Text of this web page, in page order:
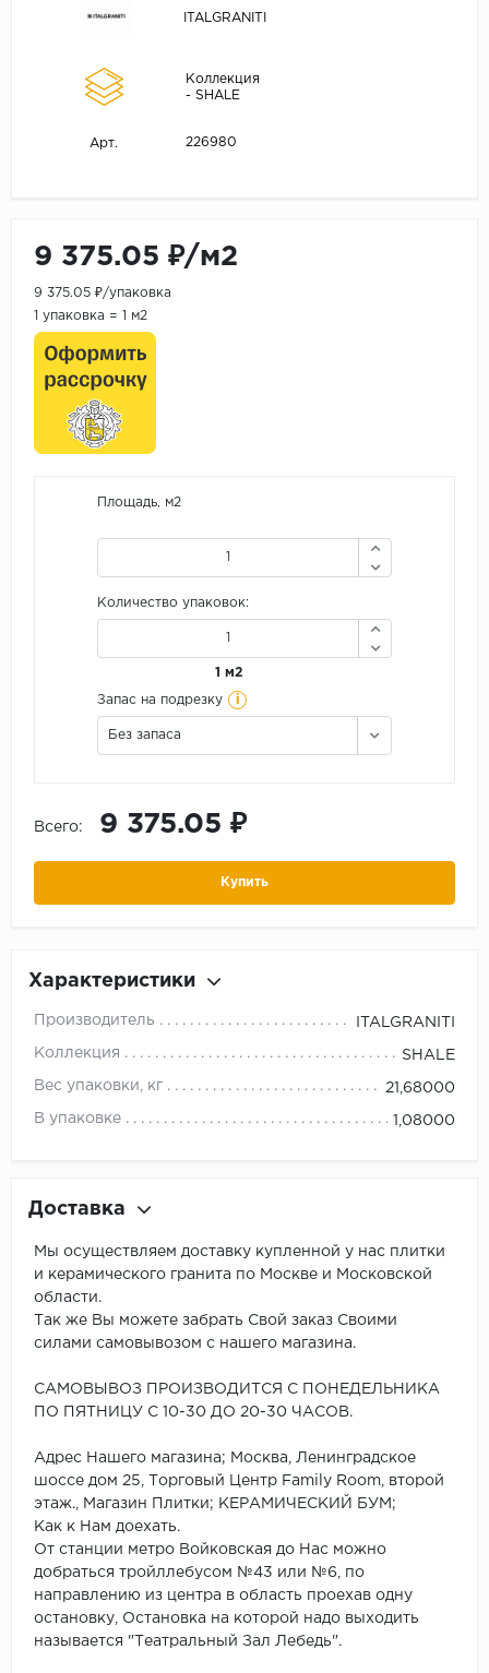
ITALGRANITI
Коллекция
- SHALE
Арт. 226980
9 375.05 ₽/м2
9 375.05 ₽/упаковка
1 упаковка = 1 м2
Площадь, м2
Количество упаковок:
1 м2
Запас на подрезку i
Без запаса
Всего: 9 375.05 ₽
Купить
Характеристики
Производитель ITALGRANITI
Коллекция SHALE
Вес упаковки, кг 21,68000
В упаковке 1,08000
Доставка
Мы осуществляем доставку купленной у нас плитки
и керамического гранита по Москве и Московской
области.
Так же Вы можете забрать Свой заказ Своими
силами самовывозом с нашего магазина.
САМОВЫВОЗ ПРОИЗВОДИТСЯ С ПОНЕДЕЛЬНИКА
ПО ПЯТНИЦУ С 10-30 ДО 20-30 ЧАСОВ.
Адрес Нашего магазина; Москва, Ленинградское
шоссе дом 25, Торговый Центр Family Room, второй
этаж., Магазин Плитки; КЕРАМИЧЕСКИЙ БУМ;
Как к Нам доехать.
От станции метро Войковская до Нас можно
добраться тройллебусом №43 или №6, по
направлению из центра в область проехав одну
остановку, Остановка на которой надо выходить
называется "Театральный Зал Лебедь".